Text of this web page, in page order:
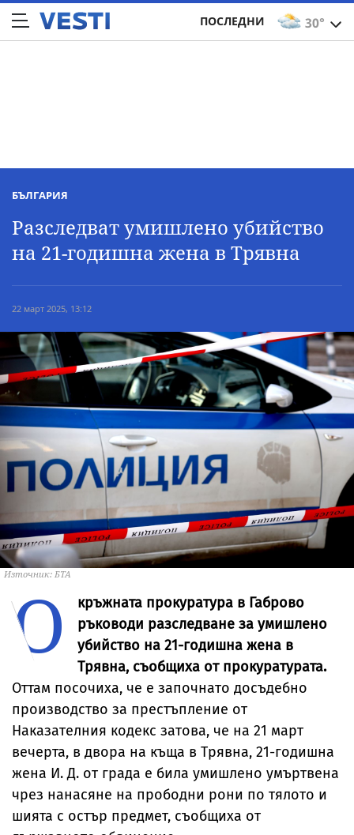
30°
ПОСЛЕДНИ
БЪЛГАРИЯ
Разследват умишлено убийство
на 21-годишна жена в Трявна
22 март 2025, 13:12
Източник: БТА
О
кръжната прокуратура в Габрово
ръководи разследване за умишлено
убийство на 21-годишна жена в
Трявна, съобщиха от прокуратурата.
Оттам посочиха, че е започнато досъдебно
производство за престъпление от
Наказателния кодекс затова, че на 21 март
вечерта, в двора на къща в Трявна, 21-годишна
жена И. Д. от града е била умишлено умъртвена
чрез нанасяне на прободни рони по тялото и
шията с остър предмет, съобщиха от